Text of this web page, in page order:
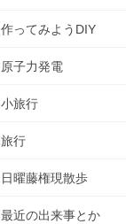
作ってみようDIY
原子力発電
小旅行
旅行
日曜藤権現散歩
最近の出来事とか